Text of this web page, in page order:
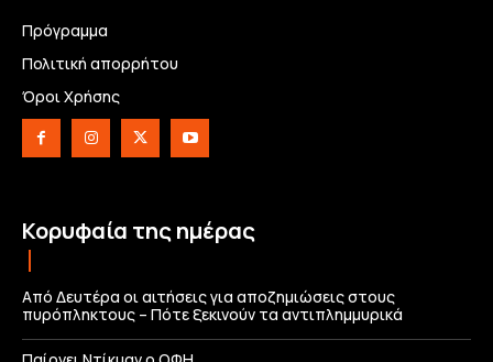
Πρόγραμμα
Πολιτική απορρήτου
Όροι Χρήσης
Κορυφαία της ημέρας
Από Δευτέρα οι αιτήσεις για αποζημιώσεις στους
πυρόπληκτους – Πότε ξεκινούν τα αντιπλημμυρικά